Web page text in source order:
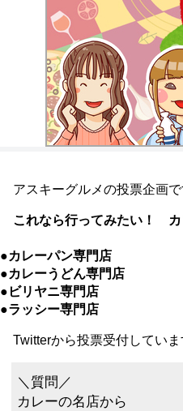
アスキーグルメの投票企画で
これなら行ってみたい！ カ
●カレーパン専門店
●カレーうどん専門店
●ビリヤニ専門店
●ラッシー専門店
Twitterから投票受付してい
＼質問／
カレーの名店から